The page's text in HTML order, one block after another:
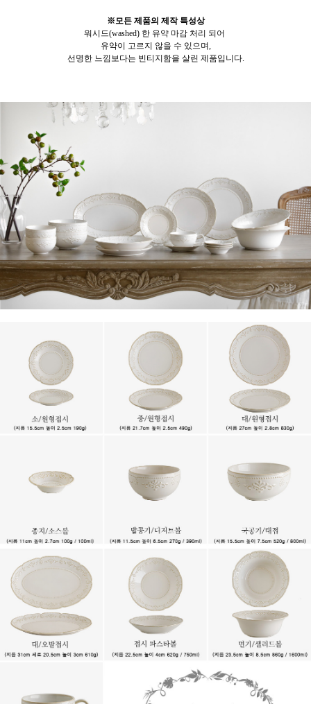
※모든 제품의 제작 특성상
워시드(washed) 한 유약 마감 처리 되어
유약이 고르지 않을 수 있으며,
선명한 느낌보다는 빈티지함을 살린 제품입니다.